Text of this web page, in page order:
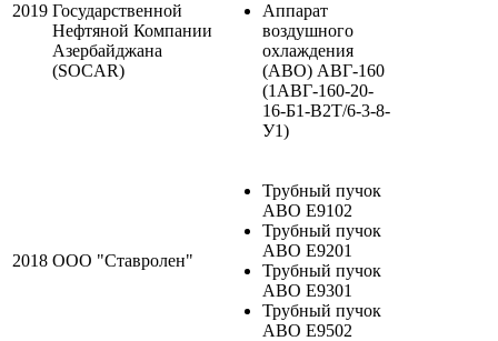
2019 Государственной
Нефтяной Компании
Азербайджана
(SOCAR)
Аппарат
воздушного
охлаждения
(АВО) АВГ-160
(1АВГ-160-20-
16-Б1-В2Т/6-3-8-
У1)
2018 ООО "Ставролен"
Трубный пучок
АВО Е9102
Трубный пучок
АВО Е9201
Трубный пучок
АВО Е9301
Трубный пучок
АВО Е9502